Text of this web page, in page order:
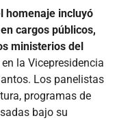
homenaje incluyó
cargos públicos,
ministerios del
la Vicepresidencia
Los panelistas
programas de
bajo su